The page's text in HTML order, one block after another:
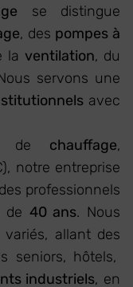
se distingue
, des pompes à
la ventilation, du
servons une
avec
de chauffage,
notre entreprise
professionnels
de 40 ans. Nous
allant des
seniors, hôtels,
industriels, en